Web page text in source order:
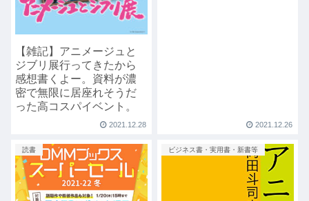
【雑記】アニメージュと
ジブリ展行ってきたから
感想書くよー。資料が濃
密で無限に居座れそうだ
った高コスパイベント。
2021.12.28 2021.12.26
読書 ビジネス書・実用書・新書等